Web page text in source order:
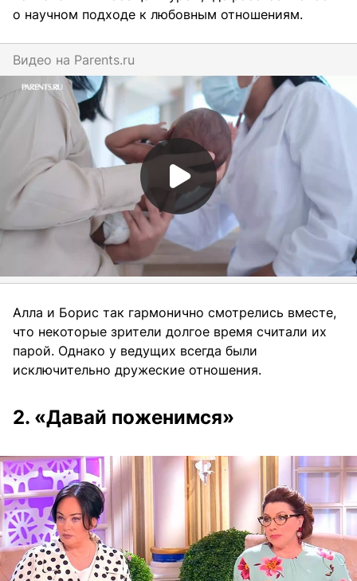
о научном подходе к любовным отношениям.
Видео на parents.ru
Алла и Борис так гармонично смотрелись вместе,
что некоторые зрители долгое время считали их
парой. Однако у ведущих всегда были
исключительно дружеские отношения.
2. «Давай поженимся»